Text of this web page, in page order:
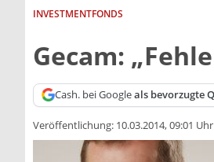
INVESTMENTFONDS
Gecam:
Cash. bei Googleals bevorzugte
Veröffentlichung: 10.03.2014, 09:01 Uhr